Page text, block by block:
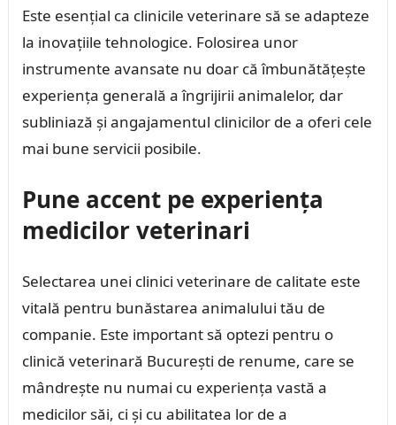
Este esențial ca clinicile veterinare să se adapteze
la inovațiile tehnologice. Folosirea unor
instrumente avansate nu doar că îmbunătățește
experiența generală a îngrijirii animalelor, dar
subliniază și angajamentul clinicilor de a oferi cele
mai bune servicii posibile.
Pune accent pe experiența
medicilor veterinari
Selectarea unei clinici veterinare de calitate este
vitală pentru bunăstarea animalului tău de
companie. Este important să optezi pentru o
clinică veterinară București de renume, care se
mândrește nu numai cu experiența vastă a
medicilor săi, ci și cu abilitatea lor de a